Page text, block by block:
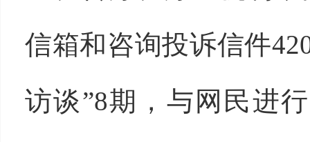
信箱和咨询投诉信件
访谈”8期，与网民进